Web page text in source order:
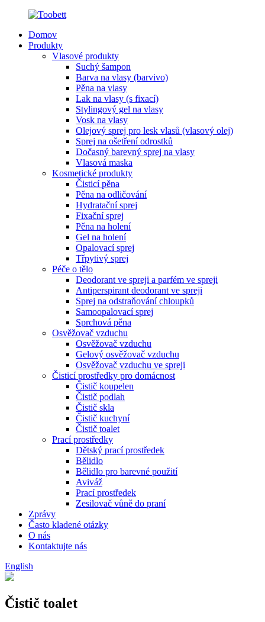
Domov
Produkty
Vlasové produkty
Suchý šampon
Barva na vlasy (barvivo)
Pěna na vlasy
Lak na vlasy (s fixací)
Stylingový gel na vlasy
Vosk na vlasy
Olejový sprej pro lesk vlasů (vlasový olej)
Sprej na ošetření odrostků
Dočasný barevný sprej na vlasy
Vlasová maska
Kosmetické produkty
Čisticí pěna
Pěna na odličování
Hydratační sprej
Fixační sprej
Pěna na holení
Gel na holení
Opalovací sprej
Třpytivý sprej
Péče o tělo
Deodorant ve spreji a parfém ve spreji
Antiperspirant deodorant ve spreji
Sprej na odstraňování chloupků
Samoopalovací sprej
Sprchová pěna
Osvěžovač vzduchu
Osvěžovač vzduchu
Gelový osvěžovač vzduchu
Osvěžovač vzduchu ve spreji
Čisticí prostředky pro domácnost
Čistič koupelen
Čistič podlah
Čistič skla
Čistič kuchyní
Čistič toalet
Prací prostředky
Dětský prací prostředek
Bělidlo
Bělidlo pro barevné použití
Aviváž
Prací prostředek
Zesilovač vůně do praní
Zprávy
Často kladené otázky
O nás
Kontaktujte nás
English
Čistič toalet